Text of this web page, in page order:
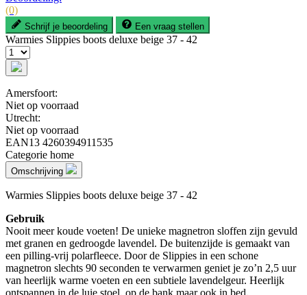
(0)
Schrijf je beoordeling Een vraag stellen
Warmies Slippies boots deluxe beige 37 - 42
Amersfoort:
Niet op voorraad
Utrecht:
Niet op voorraad
EAN13 4260394911535
Categorie home
Omschrijving
Warmies Slippies boots deluxe beige 37 - 42
Gebruik
Nooit meer koude voeten! De unieke magnetron sloffen zijn gevuld
met granen en gedroogde lavendel. De buitenzijde is gemaakt van
een pilling-vrij polarfleece. Door de Slippies in een schone
magnetron slechts 90 seconden te verwarmen geniet je zo’n 2,5 uur
van heerlijk warme voeten en een subtiele lavendelgeur. Heerlijk